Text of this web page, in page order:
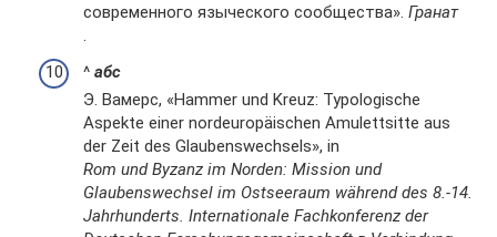
современного языческого сообщества». Гранат
.
^ абc
Э. Вамерс, «Hammer und Kreuz: Typologische
Aspekte einer nordeuropäischen Amulettsitte aus
der Zeit des Glaubenswechsels», in
Rom und Byzanz im Norden: Mission und
Glaubenswechsel im Ostseeraum während des 8.-14.
Jahrhunderts. Internationale Fachkonferenz der